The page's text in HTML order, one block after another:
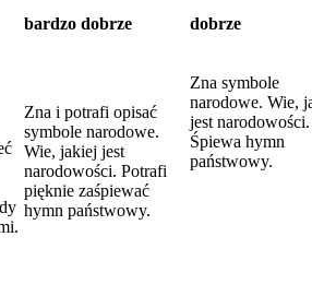
bardzo dobrze dobrze
Zna i potrafi opisać
symbole narodowe.
Wie, jakiej jest
narodowości. Potrafi
pięknie zaśpiewać
hymn państwowy.
Zna symbole
narodowe. Wie,
jest narodowości.
Śpiewa hymn
państwowy.